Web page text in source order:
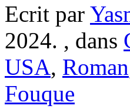
Ecrit par
2024. , dans
USA, Roman
Fouque